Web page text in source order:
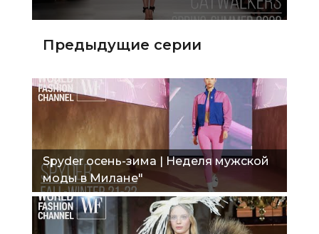
Предыдущие серии
Spyder осень-зима | Неделя мужской
моды в Милане"